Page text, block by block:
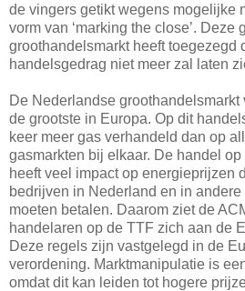
de vingers getikt wegens mogelijke
vorm van ‘marking the close’. Deze
groothandelsmarkt heeft toegezegd
handelsgedrag niet meer zal laten
De Nederlandse
de grootste in Europa. Op dit
keer meer gas verhandeld dan op
gasmarkten bij elkaar. De handel
heeft veel impact op energieprijzen
bedrijven in Nederland en in
moeten betalen. Daarom ziet de
handelaren op de TTF zich aan de
Deze regels zijn vastgelegd in de
verordening. Marktmanipulatie is
omdat dit kan leiden tot hogere